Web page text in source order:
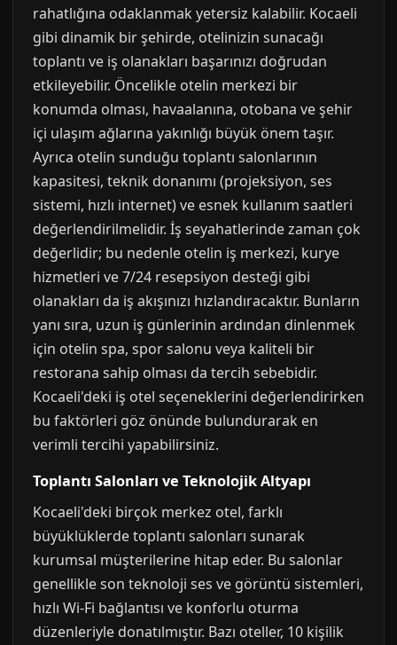
rahatlığına odaklanmak yetersiz kalabilir. Kocaeli
gibi dinamik bir şehirde, otelinizin sunacağı
toplantı ve iş olanakları başarınızı doğrudan
etkileyebilir. Öncelikle otelin merkezi bir
konumda olması, havaalanına, otobana ve şehir
içi ulaşım ağlarına yakınlığı büyük önem taşır.
Ayrıca otelin sunduğu toplantı salonlarının
kapasitesi, teknik donanımı (projeksiyon, ses
sistemi, hızlı internet) ve esnek kullanım saatleri
değerlendirilmelidir. İş seyahatlerinde zaman çok
değerlidir; bu nedenle otelin iş merkezi, kurye
hizmetleri ve 7/24 resepsiyon desteği gibi
olanakları da iş akışınızı hızlandıracaktır. Bunların
yanı sıra, uzun iş günlerinin ardından dinlenmek
için otelin spa, spor salonu veya kaliteli bir
restorana sahip olması da tercih sebebidir.
Kocaeli'deki iş otel seçeneklerini değerlendirirken
bu faktörleri göz önünde bulundurarak en
verimli tercihi yapabilirsiniz.
Toplantı Salonları ve Teknolojik Altyapı
Kocaeli'deki birçok merkez otel, farklı
büyüklüklerde toplantı salonları sunarak
kurumsal müşterilerine hitap eder. Bu salonlar
genellikle son teknoloji ses ve görüntü sistemleri,
hızlı Wi-Fi bağlantısı ve konforlu oturma
düzenleriyle donatılmıştır. Bazı oteller, 10 kişilik